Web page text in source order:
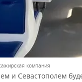
компания
и Севастополем